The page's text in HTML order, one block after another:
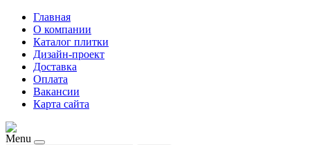
Главная
О компании
Каталог плитки
Дизайн-проект
Доставка
Оплата
Вакансии
Карта сайта
Menu